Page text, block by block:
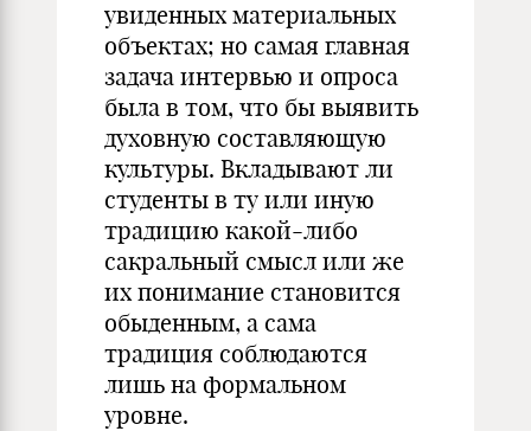
увиденных материальных
объектах; но самая главная
задача интервью и опроса
была в том, что бы выявить
духовную составляющую
культуры. Вкладывают ли
студенты в ту или иную
традицию какой-либо
сакральный смысл или же
их понимание становится
обыденным, а сама
традиция соблюдаются
лишь на формальном
уровне.